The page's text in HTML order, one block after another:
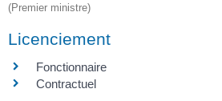
(Premier ministre)
Licenciement
Fonctionnaire
Contractuel